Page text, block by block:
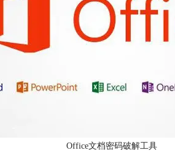
Office文档密码破解工具